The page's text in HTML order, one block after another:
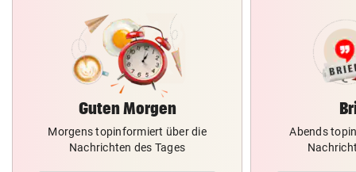
Guten Morgen
Morgens topinformiert über die
Nachrichten des Tages
Abends